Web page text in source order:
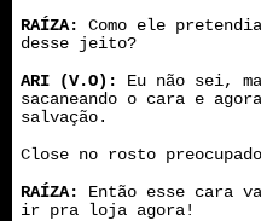
RAÍZA:
Como ele
desse jeito?
ARI (V.O):
Eu não sei,
sacaneando o cara e
salvação.
Close no rosto
RAÍZA:
Então esse cara
ir pra loja agora!